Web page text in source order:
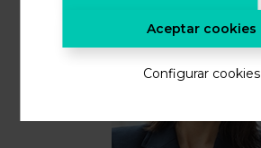
Aceptar cookies
Configurar cookies